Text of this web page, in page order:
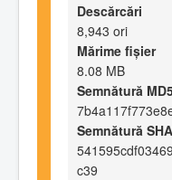
Descărcări
8,943 ori
Mărime fișier
8.08 MB
Semnătură
Semnătură
c39